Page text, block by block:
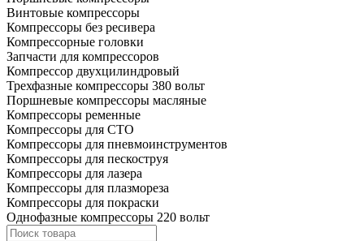
Винтовые компрессоры
Компрессоры без ресивера
Компрессорные головки
Запчасти для компрессоров
Компрессор двухцилиндровый
Трехфазные компрессоры 380 вольт
Поршневые компрессоры масляные
Компрессоры ременные
Компрессоры для СТО
Компрессоры для пневмоинструментов
Компрессоры для пескоструя
Компрессоры для лазера
Компрессоры для плазмореза
Компрессоры для покраски
Однофазные компрессоры 220 вольт